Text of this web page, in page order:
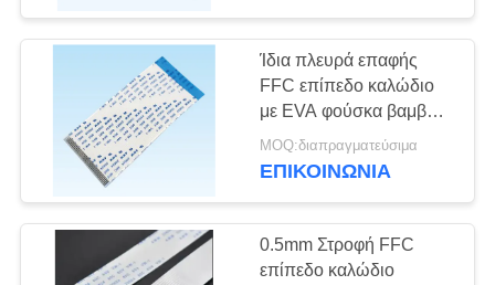
ΜΑΣ
ΕΠΑΦΉ
ΜΕ
ΖΗΤΉΣΤΕ
usb συνδετήρας
τύπων γ
Ίδια πλευρά επαφής
FFC επίπεδο καλώδιο
με EVA φούσκα βαμβάκι
επίπεδο καλώδιο
αγωγού
MOQ:διαπραγματεύσιμα
ΕΠΙΚΟΙΝΩΝΙΑ
0.5mm Στροφή FFC
επίπεδο καλώδιο